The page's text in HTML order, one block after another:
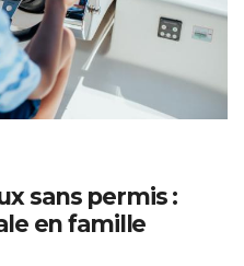
sans permis :
en famille